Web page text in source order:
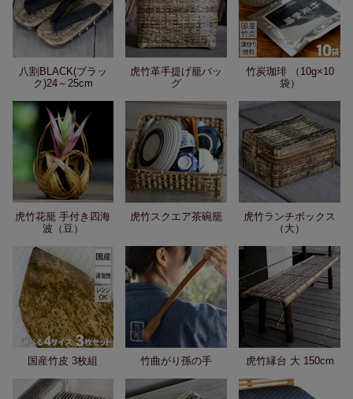
八割BLACK(ブラッ
ク)24～25cm
虎竹革手提げ籠バッ
グ
竹炭珈琲 （10g×10
袋）
虎竹花籠 手付き四海
波（豆）
虎竹スクエア茶碗籠
虎竹ランチボックス
（大）
国産竹皮 3枚組 竹曲がり孫の手 虎竹縁台 大 150cm